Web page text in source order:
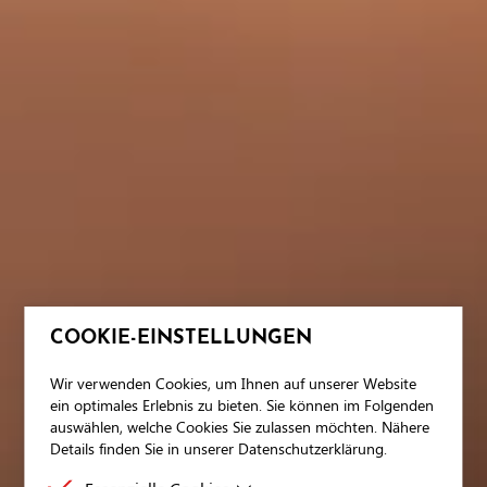
COOKIE-EINSTELLUNGEN
Wir verwenden Cookies, um Ihnen auf unserer Website
ein optimales Erlebnis zu bieten. Sie können im Folgenden
auswählen, welche Cookies Sie zulassen möchten. Nähere
Details finden Sie in unserer Datenschutzerklärung.